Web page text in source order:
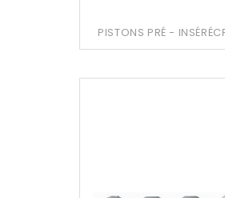
PISTONS PRÉ -